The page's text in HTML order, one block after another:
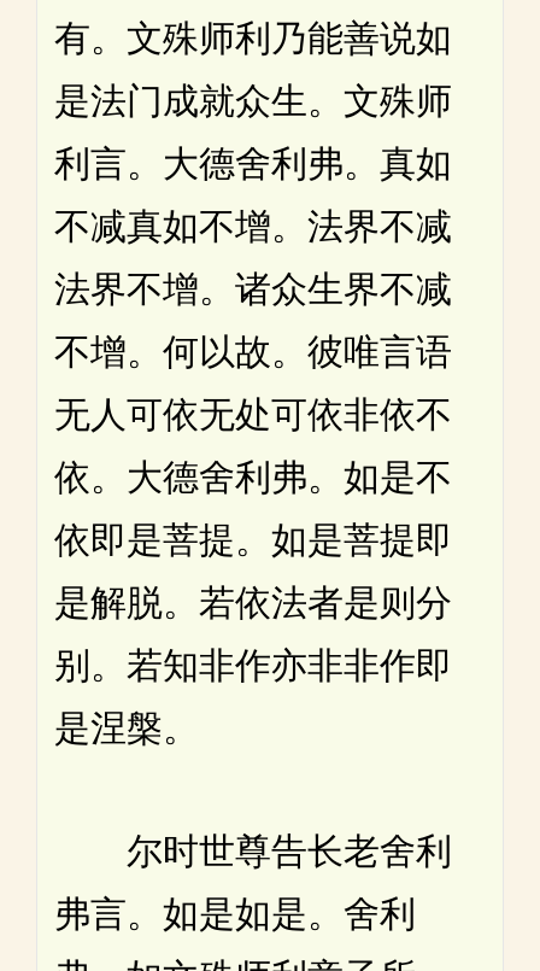
有。文殊师利乃能善说如
是法门成就众生。文殊师
利言。大德舍利弗。真如
不减真如不增。法界不减
法界不增。诸众生界不减
不增。何以故。彼唯言语
无人可依无处可依非依不
依。大德舍利弗。如是不
依即是菩提。如是菩提即
是解脱。若依法者是则分
别。若知非作亦非非作即
是涅槃。
尔时世尊告长老舍利
弗言。如是如是。舍利